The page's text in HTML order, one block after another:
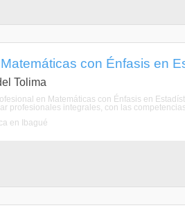
con Énfasis en
Tolima
en Matemáticas con Énfasis en
profesionales integrales, con las
en Ibagué